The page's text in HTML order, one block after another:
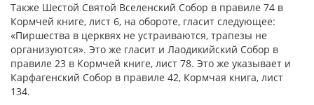
Также Шестой Святой Вселенский Собор в правиле 74 в
Кормчей книге, лист 6, на обороте, гласит следующее:
«Пиршества в церквях не устраиваются, трапезы не
организуются». Это же гласит и Лаодикийский Собор в
правиле 23 в Кормчей книге, лист 78. Это же указывает и
Карфагенский Собор в правиле 42, Кормчая книга, лист
134.